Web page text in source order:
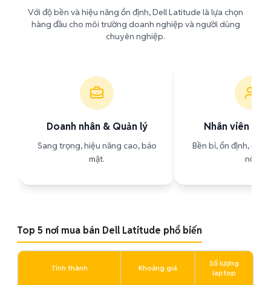
Với độ bền và hiệu năng ổn định, Dell Latitude là lựa chọn
hàng đầu cho môi trường doanh nghiệp và người dùng
chuyên nghiệp.
Doanh nhân & Quản lý
Sang trọng, hiệu năng cao, bảo
mật.
Nhân viên
Bền bỉ, ổn định, đầy
nối.
Top 5 nơi mua bán Dell Latitude phổ biến
Tỉnh thành Khoảng giá
Số lượng
laptop